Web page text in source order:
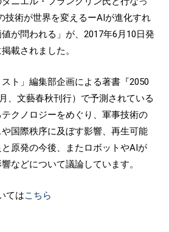
技術が世界を変えるーAIが進化すれ
が問われる」が、2017年6月10日発
載されました。
ト」編集部企画による著書『2050
、文藝春秋刊行）で予測されている
クノロジーをめぐり、軍事技術の
国際秩序に及ぼす影響、再生可能
原発の今後、またロボットやAIが
などについて議論しています。
てはこちら